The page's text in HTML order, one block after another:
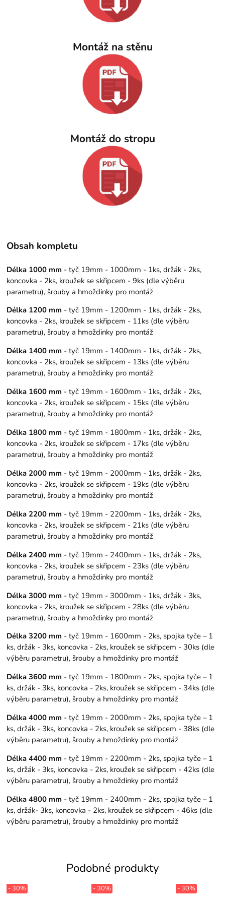
Montáž na stěnu
Montáž do stropu
Obsah kompletu
Délka 1000 mm - tyč 19mm - 1000mm - 1ks, držák - 2ks,
koncovka - 2ks, kroužek se skřipcem - 9ks (dle výběru
parametru), šrouby a hmoždinky pro montáž
Délka 1200 mm - tyč 19mm - 1200mm - 1ks, držák - 2ks,
koncovka - 2ks, kroužek se skřipcem - 11ks (dle výběru
parametru), šrouby a hmoždinky pro montáž
Délka 1400 mm - tyč 19mm - 1400mm - 1ks, držák - 2ks,
koncovka - 2ks, kroužek se skřipcem - 13ks (dle výběru
parametru), šrouby a hmoždinky pro montáž
Délka 1600 mm - tyč 19mm - 1600mm - 1ks, držák - 2ks,
koncovka - 2ks, kroužek se skřipcem - 15ks (dle výběru
parametru), šrouby a hmoždinky pro montáž
Délka 1800 mm - tyč 19mm - 1800mm - 1ks, držák - 2ks,
koncovka - 2ks, kroužek se skřipcem - 17ks (dle výběru
parametru), šrouby a hmoždinky pro montáž
Délka 2000 mm - tyč 19mm - 2000mm - 1ks, držák - 2ks,
koncovka - 2ks, kroužek se skřipcem - 19ks (dle výběru
parametru), šrouby a hmoždinky pro montáž
Délka 2200 mm - tyč 19mm - 2200mm - 1ks, držák - 2ks,
koncovka - 2ks, kroužek se skřipcem - 21ks (dle výběru
parametru), šrouby a hmoždinky pro montáž
Délka 2400 mm - tyč 19mm - 2400mm - 1ks, držák - 2ks,
koncovka - 2ks, kroužek se skřipcem - 23ks (dle výběru
parametru), šrouby a hmoždinky pro montáž
Délka 3000 mm - tyč 19mm - 3000mm - 1ks, držák - 3ks,
koncovka - 2ks, kroužek se skřipcem - 28ks (dle výběru
parametru), šrouby a hmoždinky pro montáž
Délka 3200 mm - tyč 19mm - 1600mm - 2ks, spojka tyče – 1
ks, držák - 3ks, koncovka - 2ks, kroužek se skřipcem - 30ks (dle
výběru parametru), šrouby a hmoždinky pro montáž
Délka 3600 mm - tyč 19mm - 1800mm - 2ks, spojka tyče – 1
ks, držák - 3ks, koncovka - 2ks, kroužek se skřipcem - 34ks (dle
výběru parametru), šrouby a hmoždinky pro montáž
Délka 4000 mm - tyč 19mm - 2000mm - 2ks, spojka tyče – 1
ks, držák - 3ks, koncovka - 2ks, kroužek se skřipcem - 38ks (dle
výběru parametru), šrouby a hmoždinky pro montáž
Délka 4400 mm - tyč 19mm - 2200mm - 2ks, spojka tyče – 1
ks, držák - 3ks, koncovka - 2ks, kroužek se skřipcem - 42ks (dle
výběru parametru), šrouby a hmoždinky pro montáž
Délka 4800 mm - tyč 19mm - 2400mm - 2ks, spojka tyče – 1
ks, držák- 3ks, koncovka - 2ks, kroužek se skřipcem - 46ks (dle
výběru parametru), šrouby a hmoždinky pro montáž
Podobné produkty
- 30% - 30% - 30%